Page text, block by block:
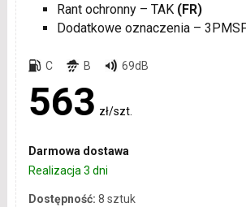
Rant ochronny – TAK (FR)
Dodatkowe oznaczenia –
C B 69dB
563 zł/szt.
Darmowa dostawa
Realizacja 3 dni
Dostępność: 8 sztuk